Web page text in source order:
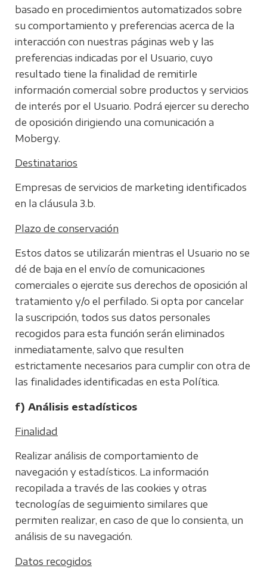
basado en procedimientos automatizados sobre
su comportamiento y preferencias acerca de la
interacción con nuestras páginas web y las
preferencias indicadas por el Usuario, cuyo
resultado tiene la finalidad de remitirle
información comercial sobre productos y servicios
de interés por el Usuario. Podrá ejercer su derecho
de oposición dirigiendo una comunicación a
Mobergy.
Destinatarios
Empresas de servicios de marketing identificados
en la cláusula 3.b.
Plazo de conservación
Estos datos se utilizarán mientras el Usuario no se
dé de baja en el envío de comunicaciones
comerciales o ejercite sus derechos de oposición al
tratamiento y/o el perfilado. Si opta por cancelar
la suscripción, todos sus datos personales
recogidos para esta función serán eliminados
inmediatamente, salvo que resulten
estrictamente necesarios para cumplir con otra de
las finalidades identificadas en esta Política.
f) Análisis estadísticos
Finalidad
Realizar análisis de comportamiento de
navegación y estadísticos. La información
recopilada a través de las cookies y otras
tecnologías de seguimiento similares que
permiten realizar, en caso de que lo consienta, un
análisis de su navegación.
Datos recogidos